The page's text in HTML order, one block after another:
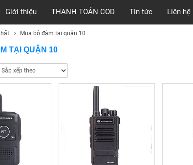
Giới thiệu THANH TOÁN COD Tin tức Liên hệ
Mua bộ đàm tại quận 10
TẠI QUẬN 10